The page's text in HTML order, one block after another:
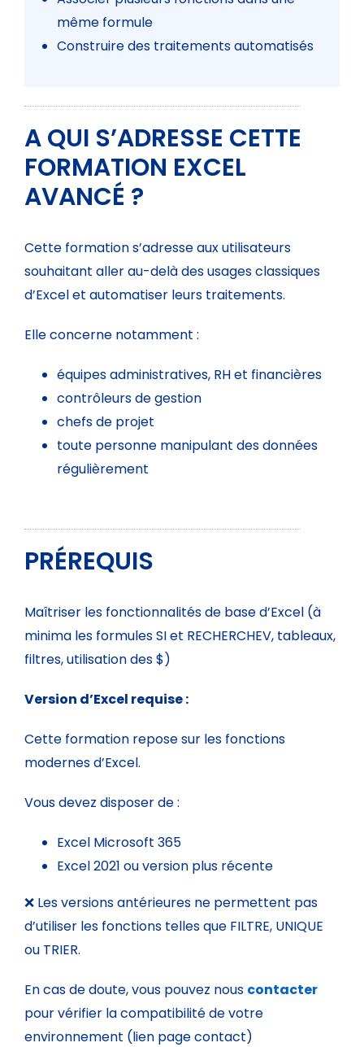
même formule
Construire des traitements automatisés
A QUI S’ADRESSE CETTE
FORMATION EXCEL
AVANCÉ ?
Cette formation s’adresse aux utilisateurs
souhaitant aller au-delà des usages classiques
d’Excel et automatiser leurs traitements.
Elle concerne notamment :
équipes administratives, RH et financières
contrôleurs de gestion
chefs de projet
toute personne manipulant des données
régulièrement
PRÉREQUIS
Maîtriser les fonctionnalités de base d’Excel (à
minima les formules SI et RECHERCHEV, tableaux,
filtres, utilisation des $)
Version d’Excel requise :
Cette formation repose sur les fonctions
modernes d’Excel.
Vous devez disposer de :
Excel Microsoft 365
Excel 2021 ou version plus récente
❌ Les versions antérieures ne permettent pas
d’utiliser les fonctions telles que FILTRE, UNIQUE
ou TRIER.
En cas de doute, vous pouvez nous contacter
pour vérifier la compatibilité de votre
environnement (lien page contact)